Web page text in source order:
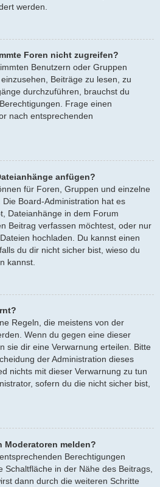
werden.
Foren nicht zugreifen?
Benutzern oder Gruppen
Beiträge zu lesen, zu
durchzuführen, brauchst du
Frage einen
nach entsprechenden
anfügen?
für Foren, Gruppen und einzelne
Board-Administration hat es
Dateianhänge in dem Forum
Beitrag verfassen möchtest, oder nur
hochladen. Du kannst einen
du dir nicht sicher bist, wieso du
kannst.
Regeln, die meistens von der
Wenn du gegen eine dieser
sie dir eine Verwarnung erteilen. Bitte
der Administration dieses
nichts mit dieser Verwarnung zu tun
sofern du die nicht sicher bist,
Moderatoren melden?
Berechtigungen
in der Nähe des Beitrags,
dann durch die weiteren Schritte